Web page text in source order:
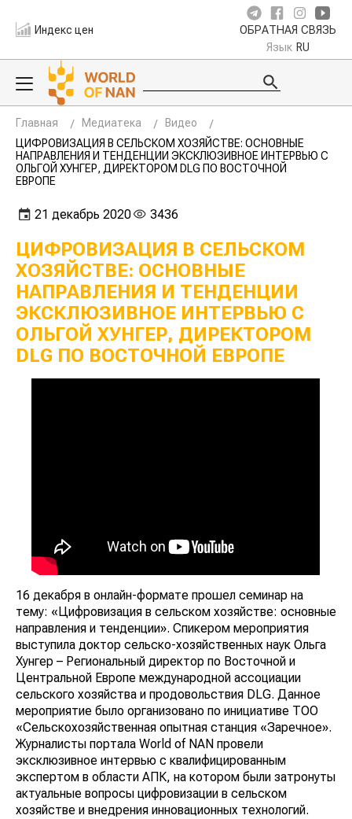
Индекс цен ОБРАТНАЯ СВЯЗЬ
Язык RU
Главная Медиатека
Видео
ЦИФРОВИЗАЦИЯ В СЕЛЬСКОМ ХОЗЯЙСТВЕ: ОСНОВНЫЕ
НАПРАВЛЕНИЯ И ТЕНДЕНЦИИ ЭКСКЛЮЗИВНОЕ ИНТЕРВЬЮ С
ОЛЬГОЙ ХУНГЕР, ДИРЕКТОРОМ DLG ПО ВОСТОЧНОЙ
ЕВРОПЕ
21 декабрь 2020 3436
ЦИФРОВИЗАЦИЯ В СЕЛЬСКОМ
ХОЗЯЙСТВЕ: ОСНОВНЫЕ
НАПРАВЛЕНИЯ И ТЕНДЕНЦИИ
ЭКСКЛЮЗИВНОЕ ИНТЕРВЬЮ С
ОЛЬГОЙ ХУНГЕР, ДИРЕКТОРОМ
DLG ПО ВОСТОЧНОЙ ЕВРОПЕ
16 декабря в онлайн-формате прошел семинар на
тему: «Цифровизация в сельском хозяйстве: основные
направления и тенденции». Спикером мероприятия
выступила доктор сельско-хозяйственных наук Ольга
Хунгер – Региональный директор по Восточной и
Центральной Европе международной ассоциации
сельского хозяйства и продовольствия DLG. Данное
мероприятие было организовано по инициативе ТОО
«Сельскохозяйственная опытная станция «Заречное».
Журналисты портала World of NAN провели
эксклюзивное интервью с квалифицированным
экспертом в области АПК, на котором были затронуты
актуальные вопросы цифровизации в сельском
хозяйстве и внедрения инновационных технологий.